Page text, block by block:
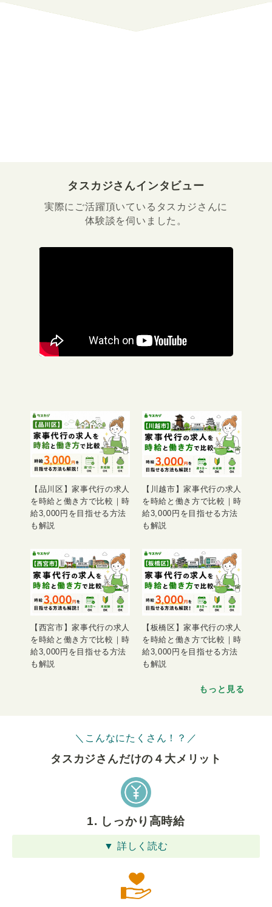
タスカジさんインタビュー
実際にご活躍頂いているタスカジさんに
体験談を伺いました。
【品川区】家事代行の求人
を時給と働き方で比較｜時
給3,000円を目指せる方法
も解説
【川越市】家事代行の求人
を時給と働き方で比較｜時
給3,000円を目指せる方法
も解説
【西宮市】家事代行の求人
を時給と働き方で比較｜時
給3,000円を目指せる方法
も解説
【板橋区】家事代行の求人
を時給と働き方で比較｜時
給3,000円を目指せる方法
も解説
もっと見る
＼こんなにたくさん！？／
タスカジさんだけの４⼤メリット
1. しっかり高時給
▼ 詳しく読む